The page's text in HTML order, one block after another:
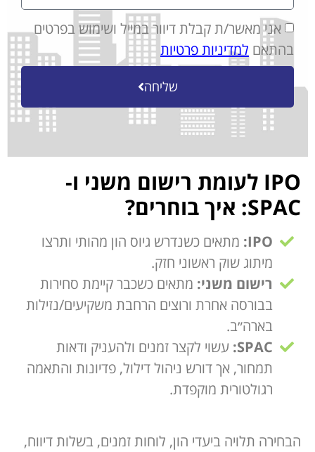
אני מאשר/ת קבלת דיוור במייל ושימוש בפרטים
בהתאם למדיניות פרטיות
שליחה
IPO לעומת רישום משני ו-
SPAC: איך בוחרים?
IPO: מתאים כשנדרש גיוס הון מהותי ותרצו
מיתוג שוק ראשוני חזק.
רישום משני: מתאים כשכבר קיימת סחירות
בבורסה אחרת ורוצים הרחבת משקיעים/נזילות
בארה״ב.
SPAC: עשוי לקצר זמנים ולהעניק ודאות
תמחור, אך דורש ניהול דילול, פדיונות והתאמה
רגולטורית מוקפדת.
הבחירה תלויה ביעדי הון, לוחות זמנים, בשלות דיווח,